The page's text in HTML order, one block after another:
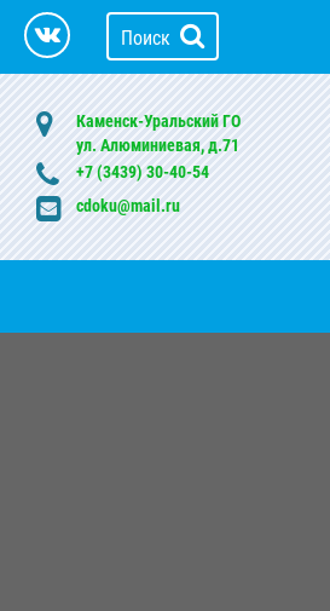
Поиск
Каменск-Уральский ГО
ул. Алюминиевая, д.71
+7 (3439) 30-40-54
cdoku@mail.ru